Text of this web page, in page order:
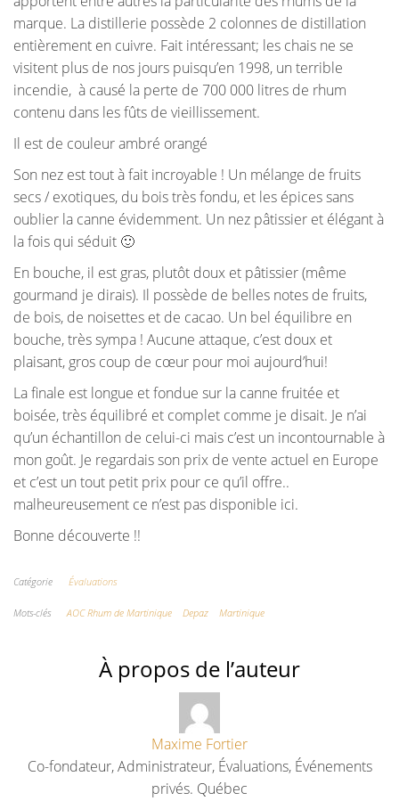
marque. La distillerie possède 2 colonnes de distillation
entièrement en cuivre. Fait intéressant; les chais ne se
visitent plus de nos jours puisqu’en 1998, un terrible
incendie, à causé la perte de 700 000 litres de rhum
contenu dans les fûts de vieillissement.
Il est de couleur ambré orangé
Son nez est tout à fait incroyable ! Un mélange de fruits
secs / exotiques, du bois très fondu, et les épices sans
oublier la canne évidemment. Un nez pâtissier et élégant à
la fois qui séduit 🙂
En bouche, il est gras, plutôt doux et pâtissier (même
gourmand je dirais). Il possède de belles notes de fruits,
de bois, de noisettes et de cacao. Un bel équilibre en
bouche, très sympa ! Aucune attaque, c’est doux et
plaisant, gros coup de cœur pour moi aujourd’hui!
La finale est longue et fondue sur la canne fruitée et
boisée, très équilibré et complet comme je disait. Je n’ai
qu’un échantillon de celui-ci mais c’est un incontournable à
mon goût. Je regardais son prix de vente actuel en Europe
et c’est un tout petit prix pour ce qu’il offre..
malheureusement ce n’est pas disponible ici.
Bonne découverte !!
Catégorie Évaluations
Mots-clés AOC Rhum de Martinique Depaz Martinique
À propos de l’auteur
Maxime Fortier
Co-fondateur, Administrateur, Évaluations, Événements
privés. Québec